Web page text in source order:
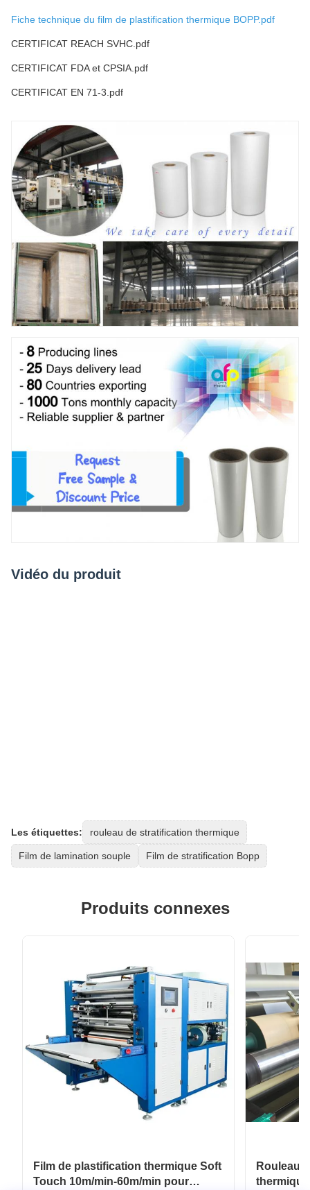
Fiche technique du film de plastification thermique BOPP.pdf
CERTIFICAT REACH SVHC.pdf
CERTIFICAT FDA et CPSIA.pdf
CERTIFICAT EN 71-3.pdf
Vidéo du produit
Les étiquettes: rouleau de stratification thermique
Film de lamination souple Film de stratification Bopp
Produits connexes
Film de plastification thermique Soft
Touch 10m/min-60m/min pour
Rouleau
thermique